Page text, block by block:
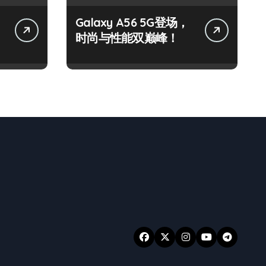
Galaxy A56 5G登场，
时尚与性能双巅峰！